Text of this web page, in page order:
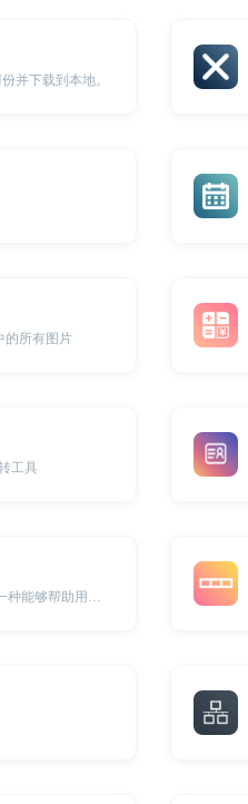
并下载到本地。
的所有图片
工具